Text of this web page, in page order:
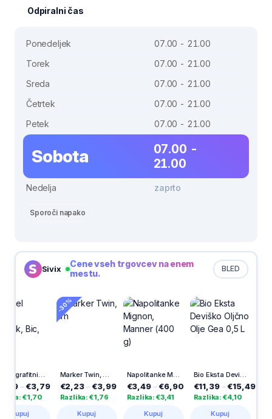
Odpiralni čas
Ponedeljek
07.00 - 21.00
Torek
07.00 - 21.00
Sreda
07.00 - 21.00
Četrtek
07.00 - 21.00
Petek
07.00 - 21.00
Sobota
07.00 -
21.00
Nedelja zaprto
Sporoči napako
Sivix BLED
Cene vseh trgovcev na enem
mestu.
-30%
Marker Twin, črn
€2,23 –€3,99
Razlika: €1,76
Napolitanke Mignon, Manner (400 g)
€3,49–€6,90
Razlika: €3,41
Bio Eksta Deviško Oljčno Olje Gea 0,5 L
€11,39–€15,49
Razlika: €4,10
€2,89 –€3,89
Razlika: €1,00